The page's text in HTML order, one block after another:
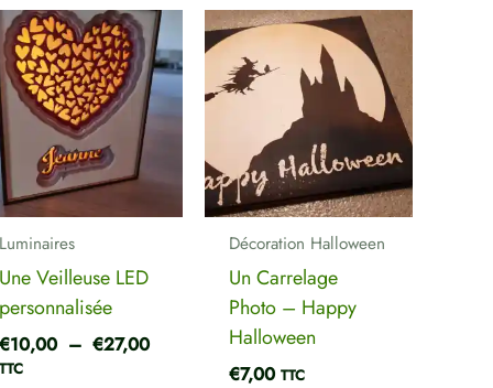
Votre adresse e-mail ne sera pas publiée.
Les champs obligatoires sont indiqués
avec*
Votre note*
Votre avis*
E-mail*
Luminaires
Une Veilleuse LED
personnalisée
€10,00 – €27,00
Plage
de
prix :
€10,00
à
€27,00
TTC
Décoration Halloween
Un Carrelage
Photo – Happy
Halloween
€7,00 TTC